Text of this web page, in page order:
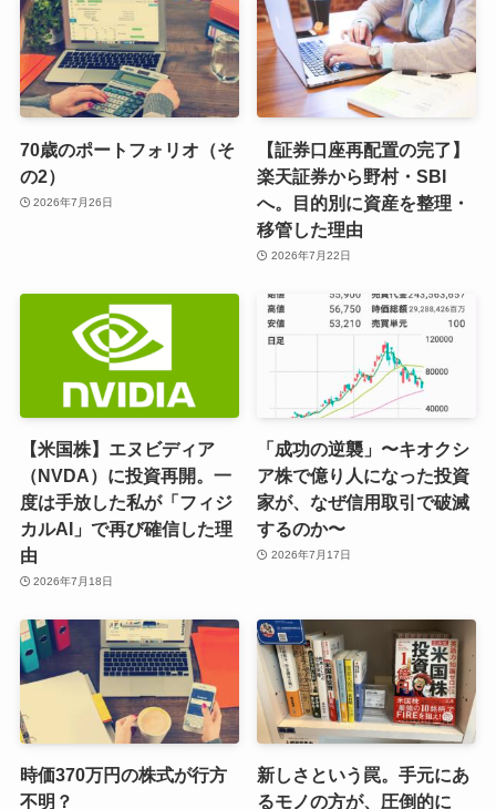
70歳のポートフォリオ（そ
の2）
2026年7月26日
【証券口座再配置の完了】
楽天証券から野村・SBI
へ。目的別に資産を整理・
移管した理由
2026年7月22日
【米国株】エヌビディア
（NVDA）に投資再開。一
度は手放した私が「フィジ
カルAI」で再び確信した理
由
2026年7月18日
「成功の逆襲」〜キオクシ
ア株で億り人になった投資
家が、なぜ信用取引で破滅
するのか〜
2026年7月17日
時価370万円の株式が行方
不明？
新しさという罠。手元にあ
るモノの方が、圧倒的に